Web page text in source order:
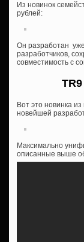
Из новинок
рублей:
Он разработан
разработчиков,
совместимость с
Вот это новинка
новейшей
Максимально
описанные выше